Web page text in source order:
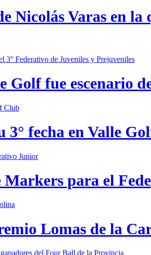
Nicolás Varas en
Golf fue escenario
fecha en Valle
Markers para el
Lomas de la